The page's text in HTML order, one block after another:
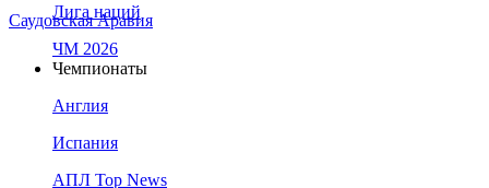
Саудовская Аравия
Лига наций
ЧМ 2026
Чемпионаты
Англия
Испания
АПЛ Top News